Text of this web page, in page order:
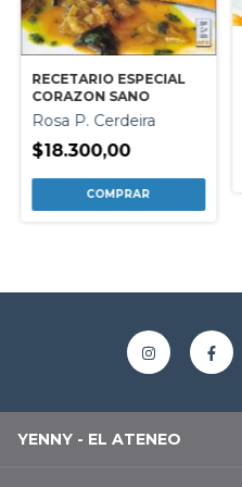
RECETARIO ESPECIAL
CORAZON SANO
Rosa P. Cerdeira
$18.300,00
YENNY - EL ATENEO